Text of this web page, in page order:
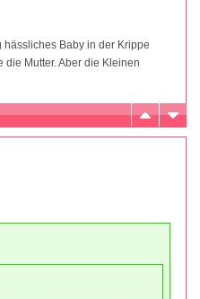
Baby in der Krippe
die Mutter. Aber die Kleinen